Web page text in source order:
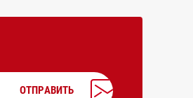
ОТПРАВИТЬ